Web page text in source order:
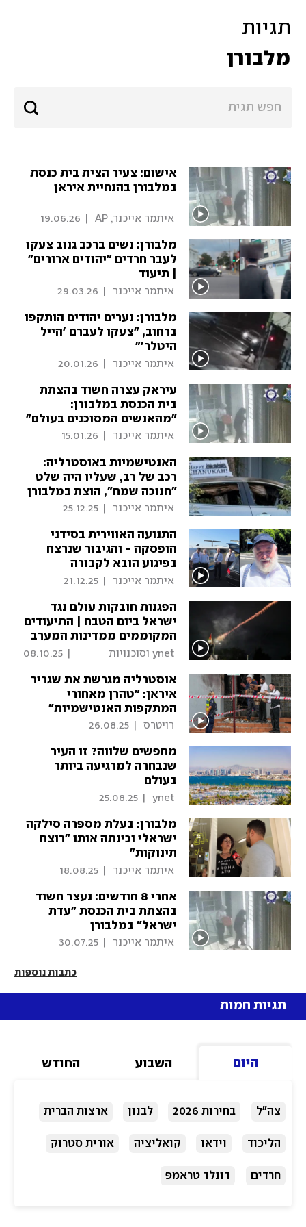
תגיות
מלבורן
אישום: צעיר הצית בית כנסת
במלבורן בהנחיית איראן
איתמר אייכנר, AP 19.06.26
מלבורן: נשים ברכב גנוב צעקו
לעבר חרדים "יהודים ארורים"
| תיעוד
איתמר אייכנר 29.03.26
מלבורן: נערים יהודים הותקפו
ברחוב, "צעקו לעברם 'הייל
היטלר'"
איתמר אייכנר 20.01.26
עיראק עצרה חשוד בהצתת
בית הכנסת במלבורן:
"מהאנשים המסוכנים בעולם"
איתמר אייכנר 15.01.26
האנטישמיות באוסטרליה:
רכב של רב, שעליו היה שלט
"חנוכה שמח", הוצת במלבורן
איתמר אייכנר 25.12.25
התנועה האווירית בסידני
הופסקה - והגיבור שנרצח
בפיגוע הובא לקבורה
איתמר אייכנר 21.12.25
הפגנות חובקות עולם נגד
ישראל ביום הטבח | התיעודים
המקוממים ממדינות המערב
08.10.25
אוסטרליה מגרשת את שגריר
איראן: "טהרן מאחורי
המתקפות האנטישמיות"
רויטרס 26.08.25
מחפשים שלווה? זו העיר
שנבחרה למרגיעה ביותר
בעולם
25.08.25
מלבורן: בעלת מספרה סילקה
ישראלי וכינתה אותו "רוצח
תינוקות"
איתמר אייכנר 18.08.25
אחרי 8 חודשים: נעצר חשוד
בהצתת בית הכנסת "עדת
ישראל" במלבורן
איתמר אייכנר 30.07.25
כתבות נוספות
תגיות חמות
היום השבוע החודש
צה"ל בחירות 2026 לבנון ארצות הברית
הליכוד וידאו קואליציה אורית סטרוק
חרדים דונלד טראמפ